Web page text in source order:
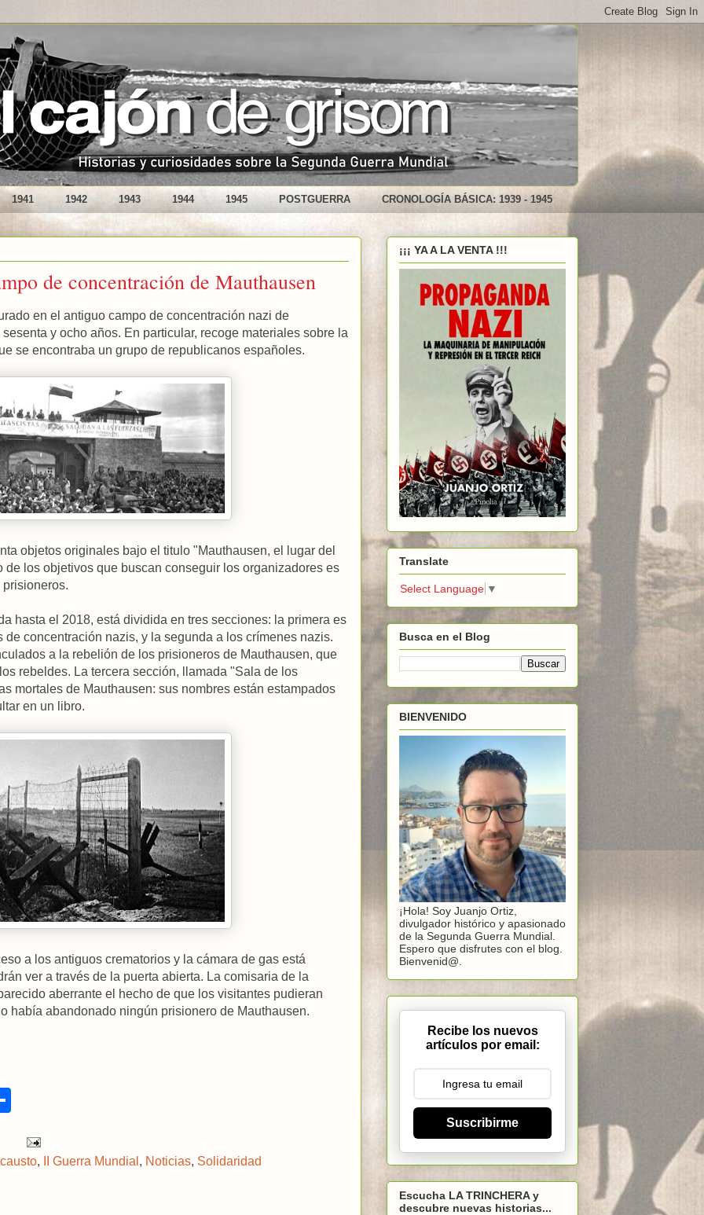
1941 1942 1943 1944 1945 POSTGUERRA CRONOLOGÍA BÁSICA: 1939 - 1945
de concentración de Mauthausen
en el antiguo campo de concentración nazi de
y ocho años. En particular, recoge materiales sobre la
se encontraba un grupo de republicanos españoles.
objetos originales bajo el titulo "Mauthausen, el lugar del
de los objetivos que buscan conseguir los organizadores es
hasta el 2018, está dividida en tres secciones: la primera es
de concentración nazis, y la segunda a los crímenes nazis.
a la rebelión de los prisioneros de Mauthausen, que
rebeldes. La tercera sección, llamada "Sala de los
mortales de Mauthausen: sus nombres están estampados
en un libro.
a los antiguos crematorios y la cámara de gas está
ver a través de la puerta abierta. La comisaria de la
aberrante el hecho de que los visitantes pudieran
había abandonado ningún prisionero de Mauthausen.
, II Guerra Mundial , Noticias, Solidaridad
¡¡¡ YA A LA VENTA !!!
Translate
Select Language ▼
Busca en el Blog
BIENVENIDO
¡Hola! Soy Juanjo Ortiz,
divulgador histórico y apasionado
de la Segunda Guerra Mundial.
Espero que disfrutes con el blog.
Bienvenid@.
Recibe los nuevos
artículos por email:
Suscribirme
Escucha LA TRINCHERA y
descubre nuevas historias...